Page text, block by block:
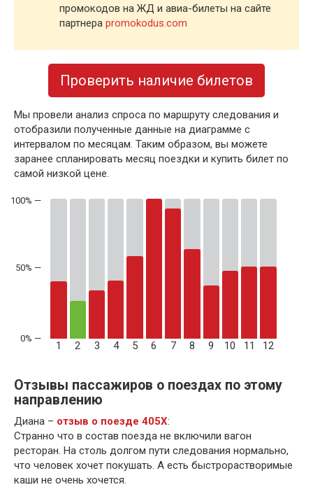
промокодов на ЖД и авиа-билеты на сайте
партнера promokodus.com
Проверить наличие билетов
Мы провели анализ спроса по маршруту следования и
отобразили полученные данные на диаграмме с
интервалом по месяцам. Таким образом, вы можете
заранее спланировать месяц поездки и купить билет по
самой низкой цене.
50% —
1 2 3 4 5 6 7 8 9 10 11 12
Отзывы пассажиров о поездах по этому
направлению
Диана – отзыв о поезде 405Х:
Странно что в состав поезда не включили вагон
ресторан. На столь долгом пути следования нормально,
что человек хочет покушать. А есть быстрорастворимые
каши не очень хочется.